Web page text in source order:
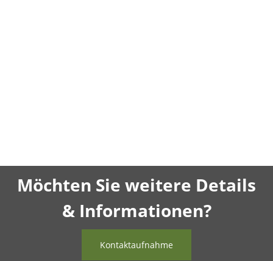
Möchten Sie weitere Details
& Informationen?
Kontaktaufnahme